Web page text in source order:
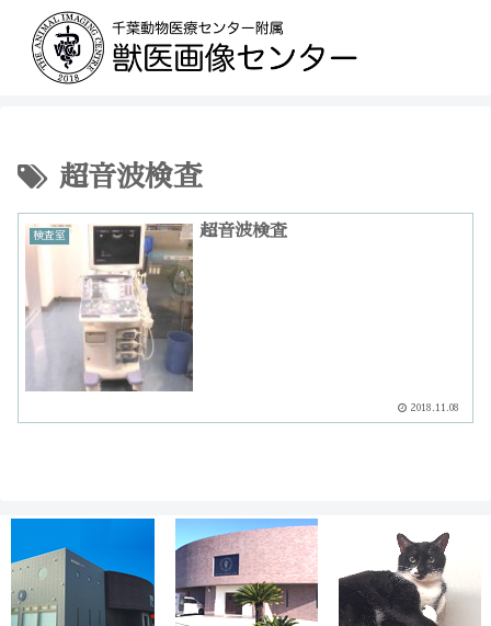
超音波検査
検査室 超音波検査
2018.11.08